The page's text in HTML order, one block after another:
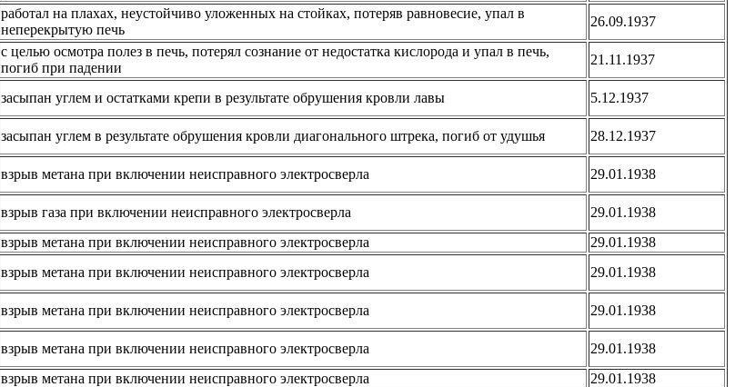
работал на плахах, неустойчиво уложенных на стойках, потеряв равновесие, упал в
неперекрытую печь
26.09.1937
с целью осмотра полез в печь, потерял сознание от недостатка кислорода и упал в печь,
погиб при падении
21.11.1937
засыпан углем и остатками крепи в результате обрушения кровли лавы
5.12.1937
засыпан углем в результате обрушения кровли диагонального штрека, погиб от удушья
28.12.1937
взрыв метана при включении неисправного электросверла
29.01.1938
взрыв газа при включении неисправного электросверла
29.01.1938
взрыв метана при включении неисправного электросверла
29.01.1938
взрыв метана при включении неисправного электросверла
29.01.1938
взрыв метана при включении неисправного электросверла
29.01.1938
взрыв метана при включении неисправного электросверла
29.01.1938
взрыв метана при включении неисправного электросверла
29.01.1938